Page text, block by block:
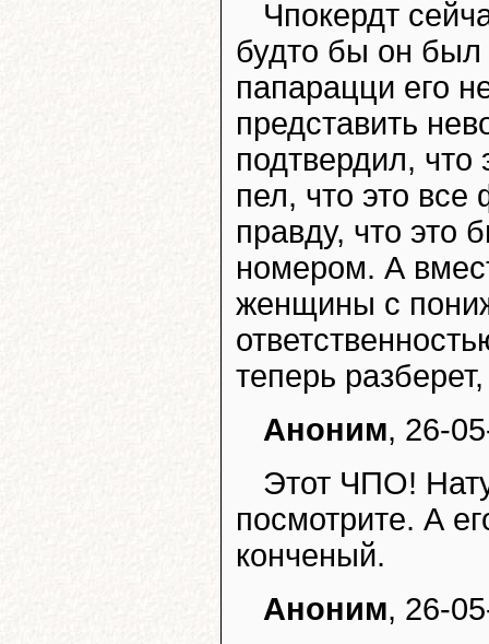
Чпокердт
будто бы он был
папарацци его
представить
подтвердил,
пел, что это все
правду, что это
номером. А
женщины с
теперь
Аноним, 26-
Этот ЧПО!
посмотрите. А
конченый.
Аноним, 26-